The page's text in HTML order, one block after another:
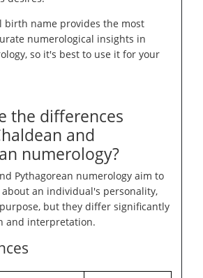
birth name provides the most
numerological insights in
so it's best to use it for your
the differences
and
numerology?
Pythagorean numerology aim to
an individual's personality,
but they differ significantly
and interpretation.